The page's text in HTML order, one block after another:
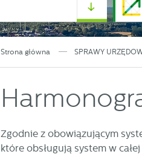
Strona główna SPRAWY
Zgodnie z obowiązującym
które obsługują system w